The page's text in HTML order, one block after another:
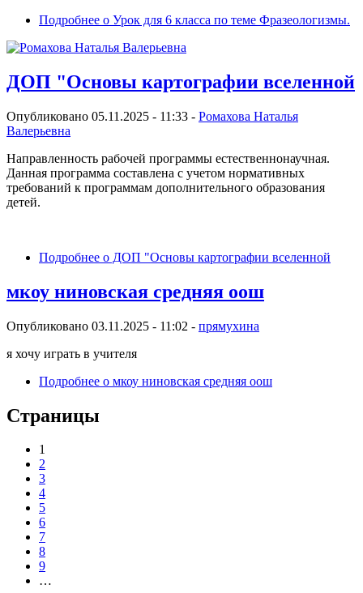
Подробнее о Урок для 6 класса по теме Фразеологизмы.
ДОП "Основы картографии вселенной
Опубликовано 05.11.2025 - 11:33 - Ромахова Наталья
Валерьевна
Направленность рабочей программы естественнонаучная.
Данная программа составлена с учетом нормативных
требований к программам дополнительного образования
детей.
Подробнее о ДОП "Основы картографии вселенной
мкоу ниновская средняя оош
Опубликовано 03.11.2025 - 11:02 - прямухина
я хочу играть в учителя
Подробнее о мкоу ниновская средняя оош
Страницы
1
2
3
4
5
6
7
8
9
…